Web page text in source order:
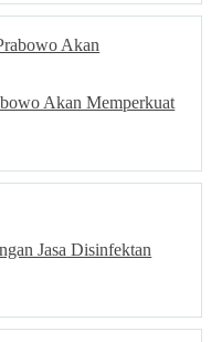
Akan Memperkuat
Jasa Disinfektan